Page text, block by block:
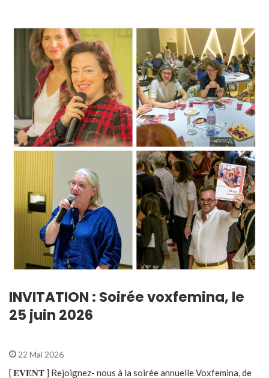
INVITATION : Soirée voxfemina, le
25 juin 2026
22 Mai 2026
[ 𝐄𝐕𝐄𝐍𝐓 ] Rejoignez- nous à la soirée annuelle Voxfemina, de